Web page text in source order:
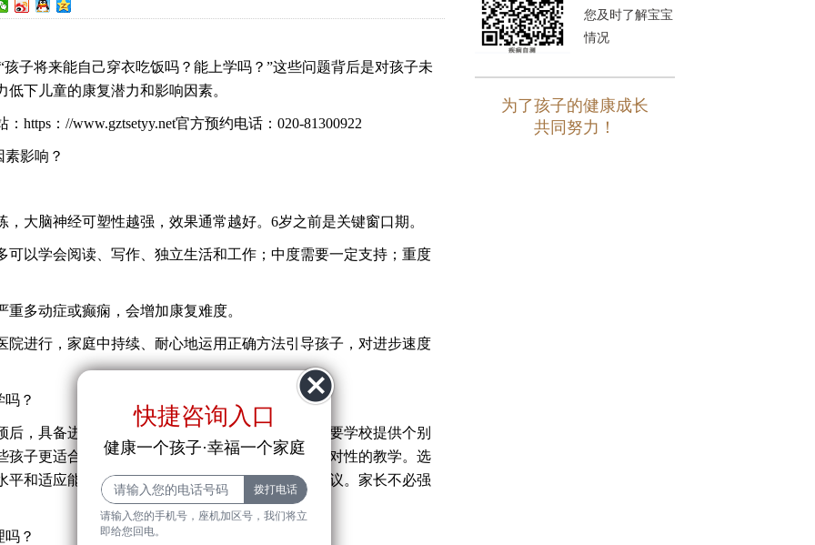
将来能自己穿衣吃饭吗？能上学吗？”这些问题背后是对孩子未
下儿童的康复潜力和影响因素。
：//www.gztsetyy.net官方预约电话：020-81300922
影响？
脑神经可塑性越强，效果通常越好。6岁之前是关键窗口期。
学会阅读、写作、独立生活和工作；中度需要一定支持；重度
动症或癫痫，会增加康复难度。
行，家庭中持续、耐心地运用正确方法引导孩子，对进步速度
？
具备进入普通小学随班就读的能力，但可能需要学校提供个别
子更适合进入特教班或特殊学校，以获得更有针对性的教学。选
和适应能力，由专业评估后和家长、老师共同商议。家长不必强
？
您及时了解宝宝
情况
为了孩子的健康成长
共同努力！
快捷咨询入口
健康一个孩子·幸福一个家庭
请输入您的手机号，座机加区号，我们将立
即给您回电。